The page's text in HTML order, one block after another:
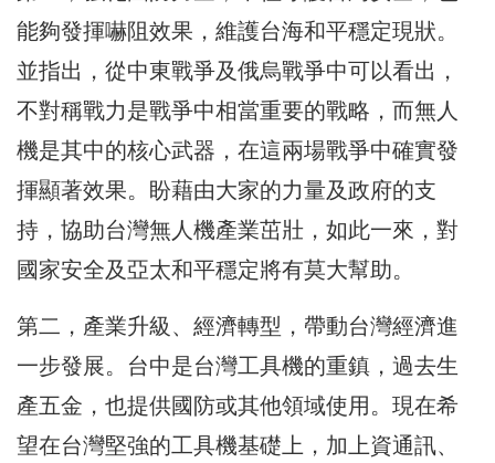
能夠發揮嚇阻效果，維護台海和平穩定現狀。
並指出，從中東戰爭及俄烏戰爭中可以看出，
不對稱戰力是戰爭中相當重要的戰略，而無人
機是其中的核心武器，在這兩場戰爭中確實發
揮顯著效果。盼藉由大家的力量及政府的支
持，協助台灣無人機產業茁壯，如此一來，對
國家安全及亞太和平穩定將有莫大幫助。
第二，產業升級、經濟轉型，帶動台灣經濟進
一步發展。台中是台灣工具機的重鎮，過去生
產五金，也提供國防或其他領域使用。現在希
望在台灣堅強的工具機基礎上，加上資通訊、